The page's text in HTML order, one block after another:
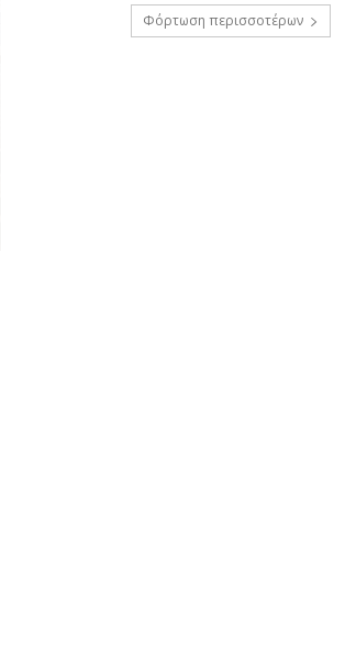
Φόρτωση περισσοτέρων